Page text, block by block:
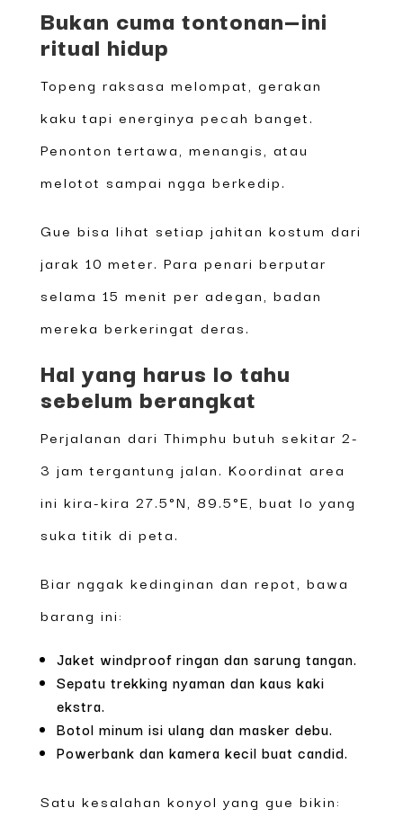
Bukan cuma tontonan—ini
ritual hidup
Topeng raksasa melompat, gerakan
kaku tapi energinya pecah banget.
Penonton tertawa, menangis, atau
melotot sampai ngga berkedip.
Gue bisa lihat setiap jahitan kostum dari
jarak 10 meter. Para penari berputar
selama 15 menit per adegan, badan
mereka berkeringat deras.
Hal yang harus lo tahu
sebelum berangkat
Perjalanan dari Thimphu butuh sekitar 2-
3 jam tergantung jalan. Koordinat area
ini kira-kira 27.5°N, 89.5°E, buat lo yang
suka titik di peta.
Biar nggak kedinginan dan repot, bawa
barang ini:
Jaket windproof ringan dan sarung tangan.
Sepatu trekking nyaman dan kaus kaki
ekstra.
Botol minum isi ulang dan masker debu.
Powerbank dan kamera kecil buat candid.
Satu kesalahan konyol yang gue bikin: